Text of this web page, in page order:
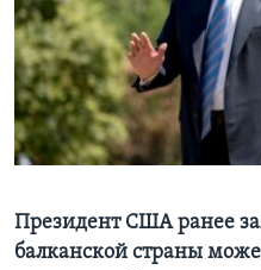
Learning English
СОЦИАЛЬНЫЕ СЕТИ
Языки
Президент США ранее
балканской страны